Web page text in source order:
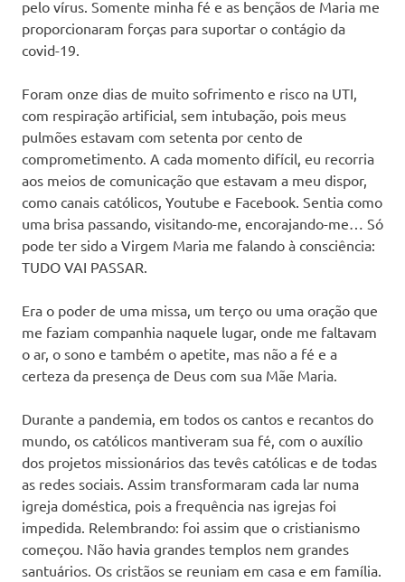
pelo vírus. Somente minha fé e as bençãos de Maria me
proporcionaram forças para suportar o contágio da
covid-19.
Foram onze dias de muito sofrimento e risco na UTI,
com respiração artificial, sem intubação, pois meus
pulmões estavam com setenta por cento de
comprometimento. A cada momento difícil, eu recorria
aos meios de comunicação que estavam a meu dispor,
como canais católicos, Youtube e Facebook. Sentia como
uma brisa passando, visitando-me, encorajando-me… Só
pode ter sido a Virgem Maria me falando à consciência:
TUDO VAI PASSAR.
Era o poder de uma missa, um terço ou uma oração que
me faziam companhia naquele lugar, onde me faltavam
o ar, o sono e também o apetite, mas não a fé e a
certeza da presença de Deus com sua Mãe Maria.
Durante a pandemia, em todos os cantos e recantos do
mundo, os católicos mantiveram sua fé, com o auxílio
dos projetos missionários das tevês católicas e de todas
as redes sociais. Assim transformaram cada lar numa
igreja doméstica, pois a frequência nas igrejas foi
impedida. Relembrando: foi assim que o cristianismo
começou. Não havia grandes templos nem grandes
santuários. Os cristãos se reuniam em casa e em família.